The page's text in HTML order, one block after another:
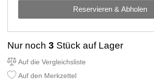
Reservieren & Abholen
Nur noch 3 Stück auf Lager
Auf die Vergleichsliste
Auf den Merkzettel